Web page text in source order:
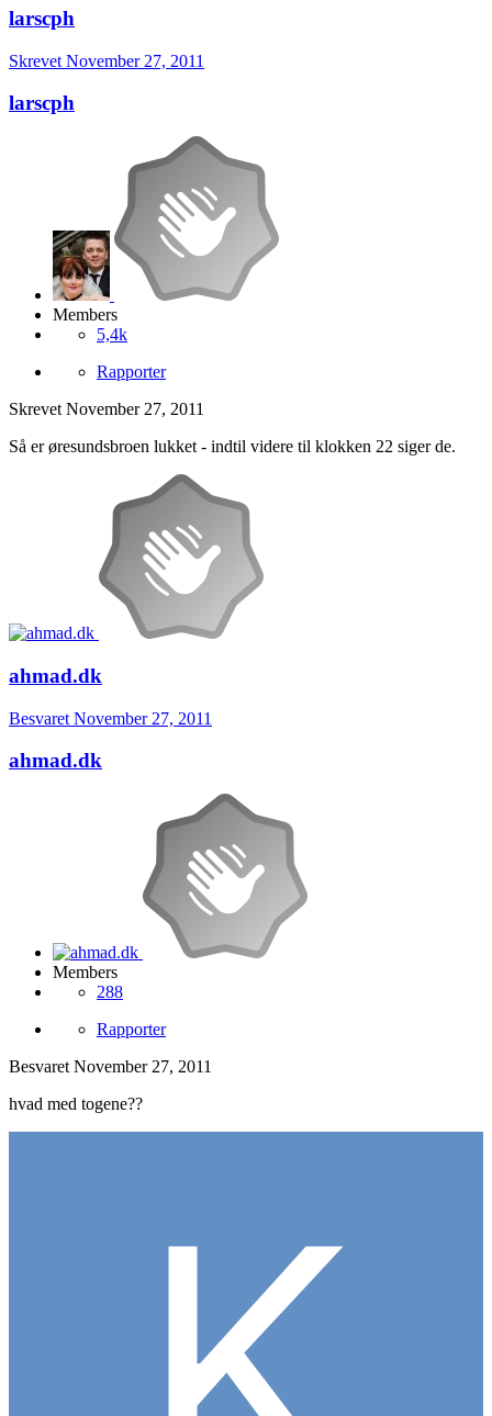
larscph
Skrevet November 27, 2011
larscph
Members
5,4k
Rapporter
Skrevet November 27, 2011
Så er øresundsbroen lukket - indtil videre til klokken 22 siger de.
ahmad.dk
Besvaret November 27, 2011
ahmad.dk
Members
288
Rapporter
Besvaret November 27, 2011
hvad med togene??